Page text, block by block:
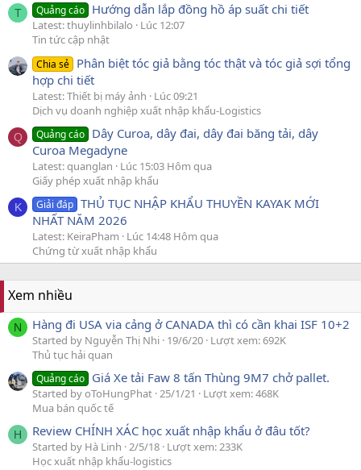
T Quảng cáo Hướng dẫn lắp đồng hồ áp suất chi tiết
Latest: thuylinhbilalo
Lúc 12:07
Tin tức cập nhật
Chia sẻ Phân biệt tóc giả bằng tóc thật và tóc giả sợi tổng
hợp chi tiết
Latest: Thiết bị máy ảnh
Lúc 09:21
Dịch vụ doanh nghiệp xuất nhập khẩu-Logistics
Q Quảng cáo Dây Curoa, dây đai, dây đai băng tải, dây
Curoa Megadyne
Latest: quanglan
Lúc 15:03 Hôm qua
Giấy phép xuất nhập khẩu
K Giải đáp THỦ TỤC NHẬP KHẨU THUYỀN KAYAK MỚI
NHẤT NĂM 2026
Latest: KeiraPham
Lúc 14:48 Hôm qua
Chứng từ xuất nhập khẩu
Xem nhiều
N Hàng đi USA via cảng ở CANADA thì có cần khai ISF 10+2
Started by Nguyễn Thị Nhi 19/6/20 Lượt xem: 692K
Thủ tục hải quan
Quảng cáo Giá Xe tải Faw 8 tấn Thùng 9M7 chở pallet.
Started by oToHungPhat 25/1/21
Lượt xem: 468K
Mua bán quốc tế
H Review CHÍNH XÁC học xuất nhập khẩu ở đâu tốt?
Started by Hà Linh 2/5/18 Lượt xem: 233K
Học xuất nhập khẩu-logistics